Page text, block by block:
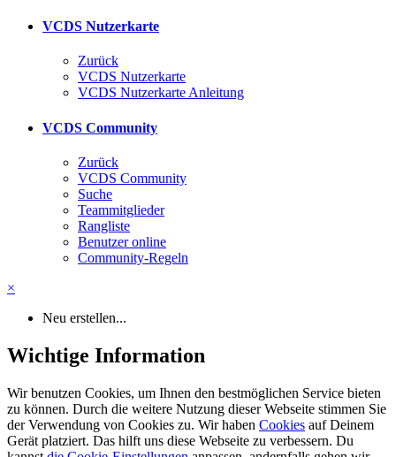
VCDS Nutzerkarte
Zurück
VCDS Nutzerkarte
VCDS Nutzerkarte Anleitung
VCDS Community
Zurück
VCDS Community
Suche
Teammitglieder
Rangliste
Benutzer online
Community-Regeln
×
Neu erstellen...
Wichtige Information
Wir benutzen Cookies, um Ihnen den bestmöglichen Service bieten
zu können. Durch die weitere Nutzung dieser Webseite stimmen Sie
der Verwendung von Cookies zu. Wir haben Cookies auf Deinem
Gerät platziert. Das hilft uns diese Webseite zu verbessern. Du